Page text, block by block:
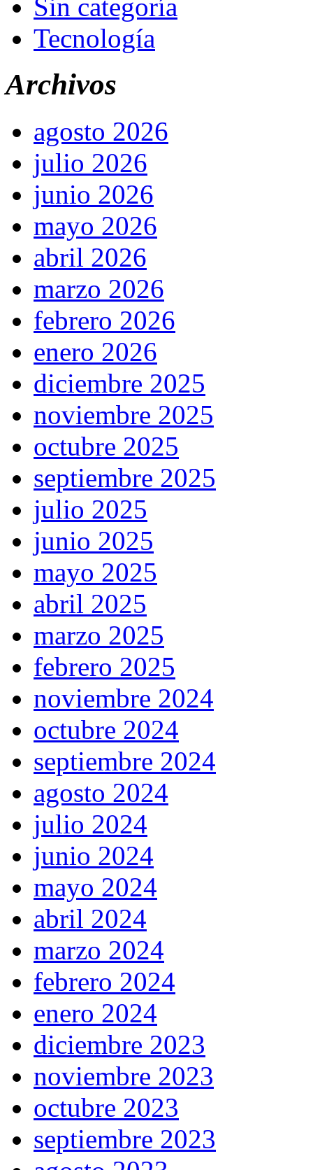
Sin categoría
Tecnología
Archivos
agosto 2026
julio 2026
junio 2026
mayo 2026
abril 2026
marzo 2026
febrero 2026
enero 2026
diciembre 2025
noviembre 2025
octubre 2025
septiembre 2025
julio 2025
junio 2025
mayo 2025
abril 2025
marzo 2025
febrero 2025
noviembre 2024
octubre 2024
septiembre 2024
agosto 2024
julio 2024
junio 2024
mayo 2024
abril 2024
marzo 2024
febrero 2024
enero 2024
diciembre 2023
noviembre 2023
octubre 2023
septiembre 2023